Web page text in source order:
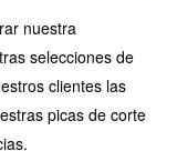
nuestra
selecciones de
clientes las
picas de corte